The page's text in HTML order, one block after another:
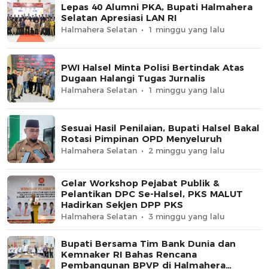
Lepas 40 Alumni PKA, Bupati Halmahera
Selatan Apresiasi LAN RI
Halmahera Selatan 1 minggu yang lalu
PWI Halsel Minta Polisi Bertindak Atas
Dugaan Halangi Tugas Jurnalis
Halmahera Selatan 1 minggu yang lalu
Sesuai Hasil Penilaian, Bupati Halsel Bakal
Rotasi Pimpinan OPD Menyeluruh
Halmahera Selatan 2 minggu yang lalu
Gelar Workshop Pejabat Publik &
Pelantikan DPC Se-Halsel, PKS MALUT
Hadirkan Sekjen DPP PKS
Halmahera Selatan 3 minggu yang lalu
Bupati Bersama Tim Bank Dunia dan
Kemnaker RI Bahas Rencana
Pembangunan BPVP di Halmahera